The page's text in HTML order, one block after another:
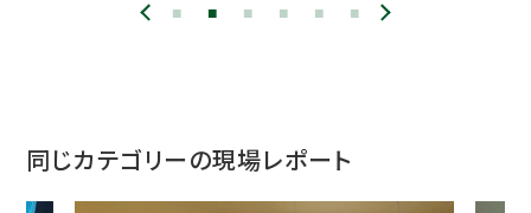
同じカテゴリーの現場レポート